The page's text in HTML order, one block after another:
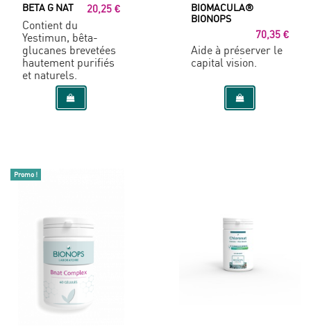
BETA G NAT
20,25 €
Contient du
Yestimun, bêta-
glucanes brevetées
hautement purifiés
et naturels.
BIOMACULA®
BIONOPS
70,35 €
Aide à préserver le
capital vision.
Promo !